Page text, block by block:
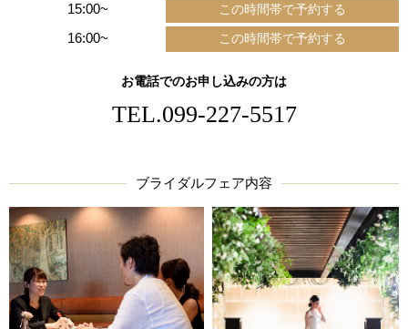
15:00~
16:00~
お電話でのお申し込みの方は
TEL.099-227-5517
ブライダルフェア内容